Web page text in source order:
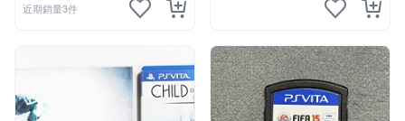
近期銷量3件